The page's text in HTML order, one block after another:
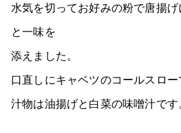
水気を切ってお好みの粉で唐揚
と一味を
添えました。
口直しにキャベツのコールスロー
汁物は油揚げと白菜の味噌汁です。